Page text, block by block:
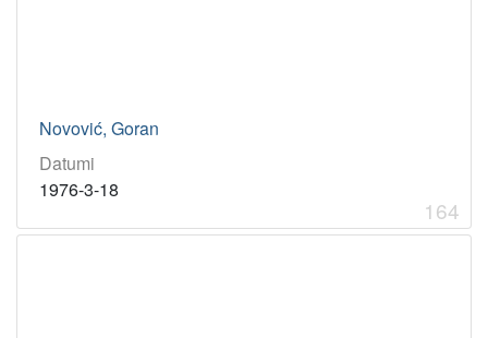
Novović, Goran
Datumi
1976-3-18
164